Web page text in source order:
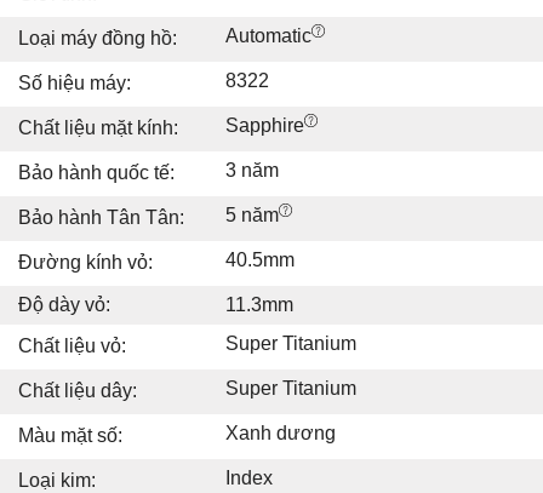
Loại máy đồng hồ: Automatic
Số hiệu máy: 8322
Chất liệu mặt kính: Sapphire
Bảo hành quốc tế: 3 năm
Bảo hành Tân Tân: 5 năm
Đường kính vỏ: 40.5mm
Độ dày vỏ:
11.3mm
Chất liệu vỏ:
Super Titanium
Chất liệu dây: Super Titanium
Màu mặt số: Xanh dương
Loại kim: Index